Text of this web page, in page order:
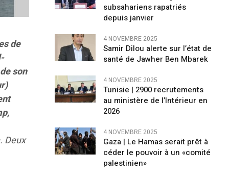
de
son
Deux
subsahariens rapatriés
depuis janvier
4 NOVEMBRE 2025
Samir Dilou alerte sur l’état de
santé de Jawher Ben Mbarek
4 NOVEMBRE 2025
Tunisie | 2900 recrutements
au ministère de l’Intérieur en
2026
4 NOVEMBRE 2025
Gaza | Le Hamas serait prêt à
céder le pouvoir à un «comité
palestinien»